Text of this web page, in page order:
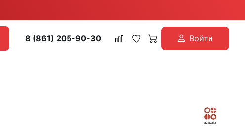
8 (861) 205-90-30 Войти